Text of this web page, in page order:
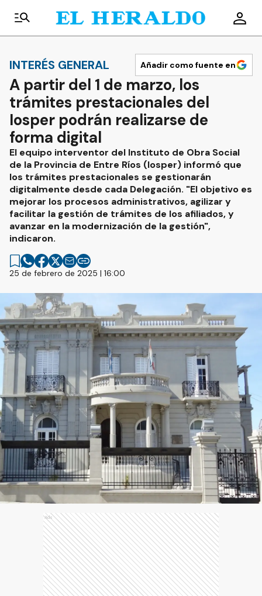
INTERÉS GENERAL Añadir como fuente en
A partir del 1 de marzo, los
trámites prestacionales del
Iosper podrán realizarse de
forma digital
El equipo interventor del Instituto de Obra Social
de la Provincia de Entre Ríos (Iosper) informó que
los trámites prestacionales se gestionarán
digitalmente desde cada Delegación. "El objetivo es
mejorar los procesos administrativos, agilizar y
facilitar la gestión de trámites de los afiliados, y
avanzar en la modernización de la gestión",
indicaron.
25 de febrero de 2025 | 16:00
Ads